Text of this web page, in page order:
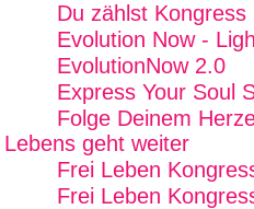
Du zählst Kongress
Evolution Now -
EvolutionNow 2.0
Express Your Soul
Folge Deinem
Lebens geht weiter
Frei Leben
Frei Leben